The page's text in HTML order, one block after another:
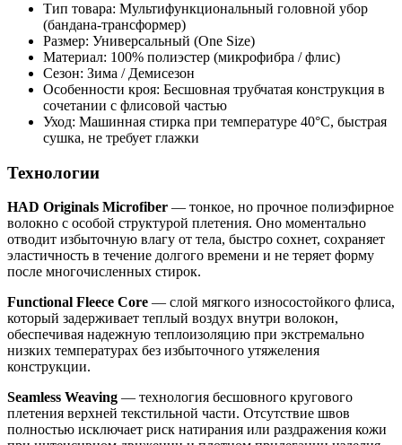
Тип товара: Мультифункциональный головной убор
(бандана-трансформер)
Размер: Универсальный (One Size)
Материал: 100% полиэстер (микрофибра / флис)
Сезон: Зима / Демисезон
Особенности кроя: Бесшовная трубчатая конструкция в
сочетании с флисовой частью
Уход: Машинная стирка при температуре 40°C, быстрая
сушка, не требует глажки
Технологии
HAD Originals Microfiber — тонкое, но прочное полиэфирное
волокно с особой структурой плетения. Оно моментально
отводит избыточную влагу от тела, быстро сохнет, сохраняет
эластичность в течение долгого времени и не теряет форму
после многочисленных стирок.
Functional Fleece Core — слой мягкого износостойкого флиса,
который задерживает теплый воздух внутри волокон,
обеспечивая надежную теплоизоляцию при экстремально
низких температурах без избыточного утяжеления
конструкции.
Seamless Weaving — технология бесшовного кругового
плетения верхней текстильной части. Отсутствие швов
полностью исключает риск натирания или раздражения кожи